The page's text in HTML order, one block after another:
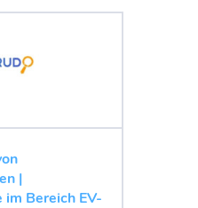
|
Bereich EV-